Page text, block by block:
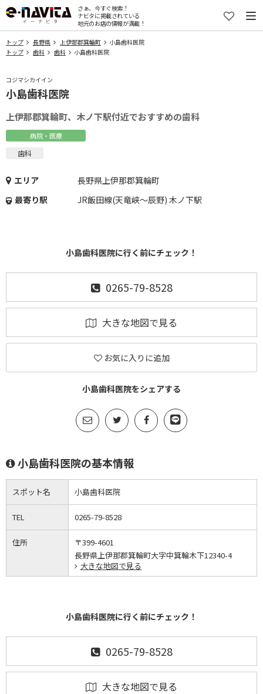
さぁ、今すぐ検索！
ナビタに掲載されている
地元のお店の情報が満載！
トップ 長野県 上伊那郡箕輪町
小島歯科医院
トップ
歯科 歯科 小島歯科医院
コジマシカイイン
小島歯科医院
上伊那郡箕輪町、木ノ下駅付近でおすすめの歯科
病院・医療
歯科
エリア
長野県上伊那郡箕輪町
最寄り駅
JR飯田線(天竜峡～辰野) 木ノ下駅
小島歯科医院に行く前にチェック！
0265-79-8528
大きな地図で見る
お気に入りに追加
小島歯科医院をシェアする
小島歯科医院の基本情報
スポット名 小島歯科医院
TEL 0265-79-8528
住所
〒399-4601
長野県上伊那郡箕輪町大字中箕輪木下12340-4
大きな地図で見る
小島歯科医院に行く前にチェック！
0265-79-8528
大きな地図で見る